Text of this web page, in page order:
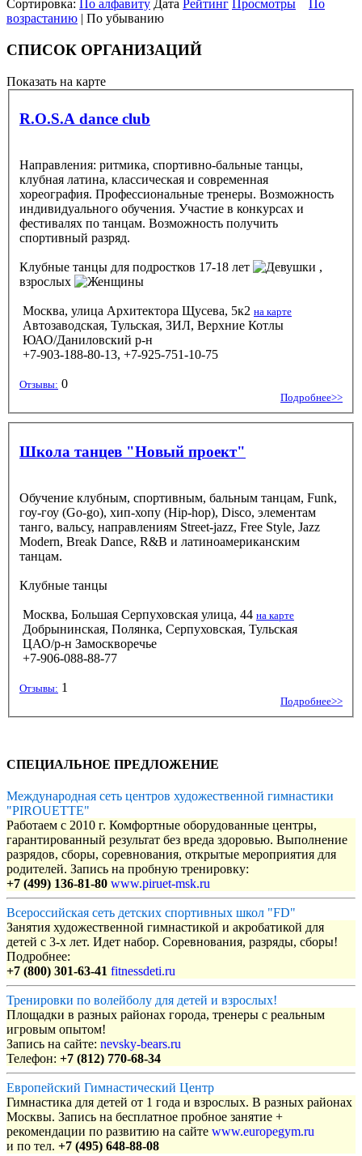
Сортировка: По алфавиту Дата Рейтинг Просмотры
По
возрастанию | По убыванию
СПИСОК ОРГАНИЗАЦИЙ
Показать на карте
R.O.S.A dance club
Направления: ритмика, спортивно-бальные танцы,
клубная латина, классическая и современная
хореография. Профессиональные тренеры. Возможность
индивидуального обучения. Участие в конкурсах и
фестивалях по танцам. Возможность получить
спортивный разряд.
Клубные танцы для подростков 17-18 лет
,
взрослых
Москва, улица Архитектора Щусева, 5к2 на карте
Автозаводская, Тульская, ЗИЛ, Верхние Котлы
ЮАО/Даниловский р-н
+7-903-188-80-13, +7-925-751-10-75
Отзывы: 0
Подробнее>>
Школа танцев "Новый проект"
Обучение клубным, спортивным, бальным танцам, Funk,
гоу-гоу (Go-go), хип-хопу (Hip-hop), Disco, элементам
танго, вальсу, направлениям Street-jazz, Free Style, Jazz
Modern, Break Dance, R&B и латиноамериканским
танцам.
Клубные танцы
Москва, Большая Серпуховская улица, 44 на карте
Добрынинская, Полянка, Серпуховская, Тульская
ЦАО/р-н Замоскворечье
+7-906-088-88-77
Отзывы: 1
Подробнее>>
СПЕЦИАЛЬНОЕ ПРЕДЛОЖЕНИЕ
Международная сеть центров художественной гимнастики
"PIROUETTE"
Работаем с 2010 г. Комфортные оборудованные центры,
гарантированный результат без вреда здоровью. Выполнение
разрядов, сборы, соревнования, открытые мероприятия для
родителей. Запись на пробную тренировку:
+7 (499) 136-81-80 www.piruet-msk.ru
Всероссийская сеть детских спортивных школ "FD"
Занятия художественной гимнастикой и акробатикой для
детей с 3-х лет. Идет набор. Соревнования, разряды, сборы!
Подробнее:
+7 (800) 301-63-41 fitnessdeti.ru
Тренировки по волейболу для детей и взрослых!
Площадки в разных районах города, тренеры с реальным
игровым опытом!
Запись на сайте: nevsky-bears.ru
Телефон: +7 (812) 770-68-34
Европейский Гимнастический Центр
Гимнастика для детей от 1 года и взрослых. В разных районах
Москвы. Запись на бесплатное пробное занятие +
рекомендации по развитию на сайте www.europegym.ru
и по тел. +7 (495) 648-88-08